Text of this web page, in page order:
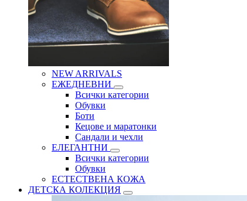
NEW ARRIVALS
ЕЖЕДНЕВНИ
Всички категории
Обувки
Боти
Кецове и маратонки
Сандали и чехли
ЕЛЕГАНТНИ
Всички категории
Обувки
ЕСТЕСТВЕНА КОЖА
ДЕТСКА КОЛЕКЦИЯ